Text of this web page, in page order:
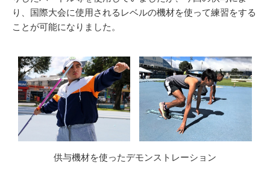
り、国際大会に使用されるレベルの機材を使って練習をする
ことが可能になりました。
供与機材を使ったデモンストレーション